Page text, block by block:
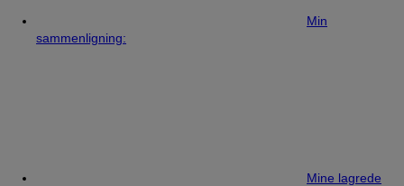
Min
sammenligning:
Mine lagrede